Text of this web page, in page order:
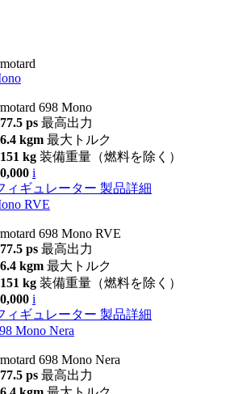
698 Mono
77.5 ps 最高出力
6.4 kgm 最大トルク
151 kg 装備重量（燃料を除く）
i
ィギュレーター 製品詳細
RVE
698 Mono RVE
77.5 ps 最高出力
6.4 kgm 最大トルク
151 kg 装備重量（燃料を除く）
i
ィギュレーター 製品詳細
Mono Nera
698 Mono Nera
77.5 ps 最高出力